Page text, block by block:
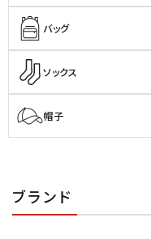
バッグ
ソックス
帽子
ブランド